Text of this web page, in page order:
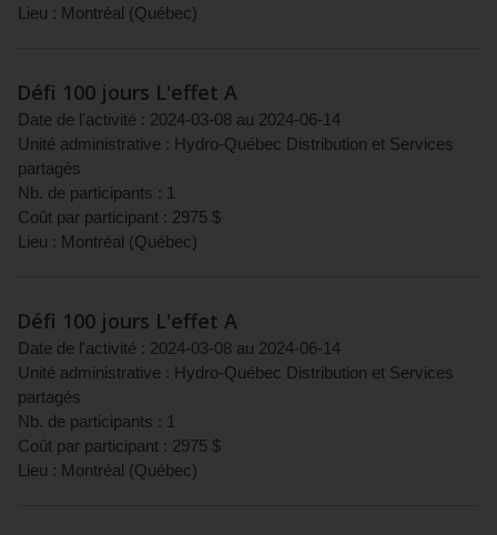
Lieu : Montréal (Québec)
Défi 100 jours L'effet A
Date de l'activité : 2024-03-08 au 2024-06-14
Unité administrative : Hydro-Québec Distribution et Services
partagés
Nb. de participants : 1
Coût par participant : 2975 $
Lieu : Montréal (Québec)
Défi 100 jours L'effet A
Date de l'activité : 2024-03-08 au 2024-06-14
Unité administrative : Hydro-Québec Distribution et Services
partagés
Nb. de participants : 1
Coût par participant : 2975 $
Lieu : Montréal (Québec)